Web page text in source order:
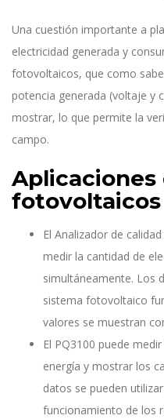
Una cuestión importante a
electricidad generada y
fotovoltaicos, que como
potencia generada (voltaje y
mostrar, lo que permite la
campo.
Aplicaciones
fotovoltaicos
El Analizador de
medir la cantidad de
simultáneamente. Los
sistema fotovoltaico
valores se muestran
El PQ3100 puede
energía y mostrar los
datos se pueden
funcionamiento de los